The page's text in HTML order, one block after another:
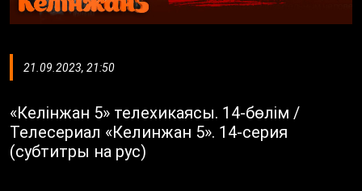
21.09.2023, 21:50
«Келінжан 5» телехикаясы. 14-бөлім /
Телесериал «Келинжан 5». 14-серия
(субтитры на рус)